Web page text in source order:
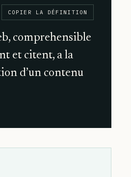
COPIER LA DÉFINITION
comprehensible
et citent, a la
d’un contenu